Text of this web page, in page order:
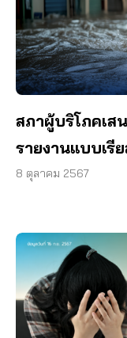
สภาผู้บริโภคเส
รายงานแบบเรี
8 ตุลาคม 2567